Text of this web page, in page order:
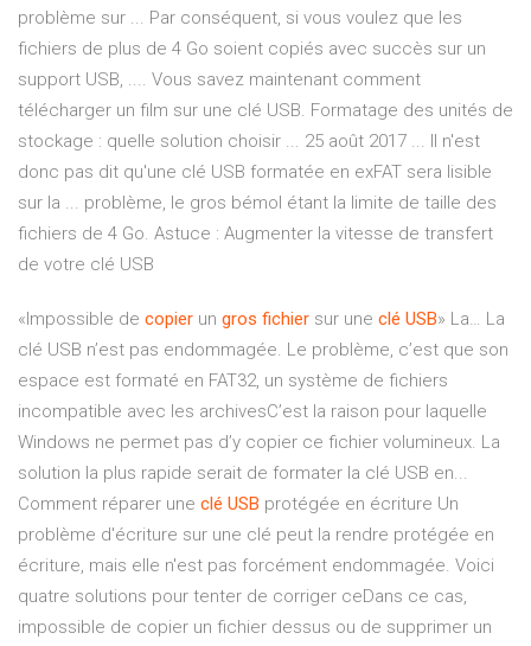
problème sur ... Par conséquent, si vous voulez que les
fichiers de plus de 4 Go soient copiés avec succès sur un
support USB, .... Vous savez maintenant comment
télécharger un film sur une clé USB. Formatage des unités de
stockage : quelle solution choisir ... 25 août 2017 ... Il n'est
donc pas dit qu'une clé USB formatée en exFAT sera lisible
sur la ... problème, le gros bémol étant la limite de taille des
fichiers de 4 Go. Astuce : Augmenter la vitesse de transfert
de votre clé USB
«Impossible de copier un gros fichier sur une clé USB» La… La
clé USB n’est pas endommagée. Le problème, c’est que son
espace est formaté en FAT32, un système de fichiers
incompatible avec les archivesC’est la raison pour laquelle
Windows ne permet pas d’y copier ce fichier volumineux. La
solution la plus rapide serait de formater la clé USB en...
Comment réparer une clé USB protégée en écriture Un
problème d'écriture sur une clé peut la rendre protégée en
écriture, mais elle n'est pas forcément endommagée. Voici
quatre solutions pour tenter de corriger ceDans ce cas,
impossible de copier un fichier dessus ou de supprimer un